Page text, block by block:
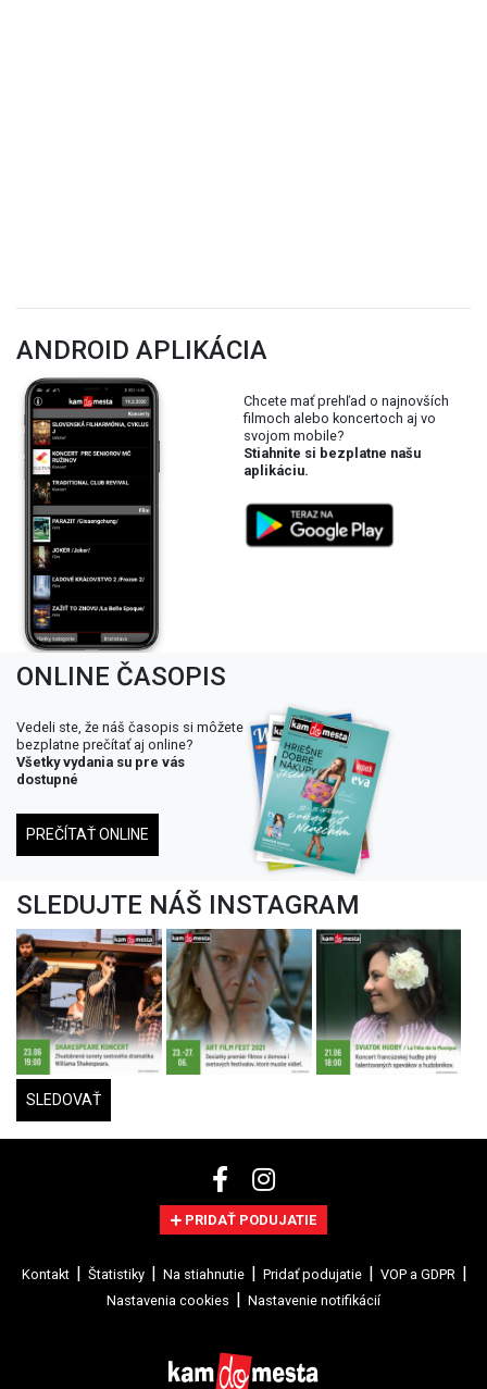
ANDROID APLIKÁCIA
Chcete mať prehľad o najnovších
filmoch alebo koncertoch aj vo
svojom mobile?
Stiahnite si bezplatne našu
aplikáciu.
ONLINE ČASOPIS
Vedeli ste, že náš časopis si môžete
bezplatne prečítať aj online?
Všetky vydania su pre vás
dostupné
PREČÍTAŤ ONLINE
SLEDUJTE NÁŠ INSTAGRAM
SLEDOVAŤ
PRIDAŤ PODUJATIE
Kontakt Štatistiky Na stiahnutie Pridať podujatie
VOP a GDPR
Nastavenia cookies
Nastavenie notifikácií